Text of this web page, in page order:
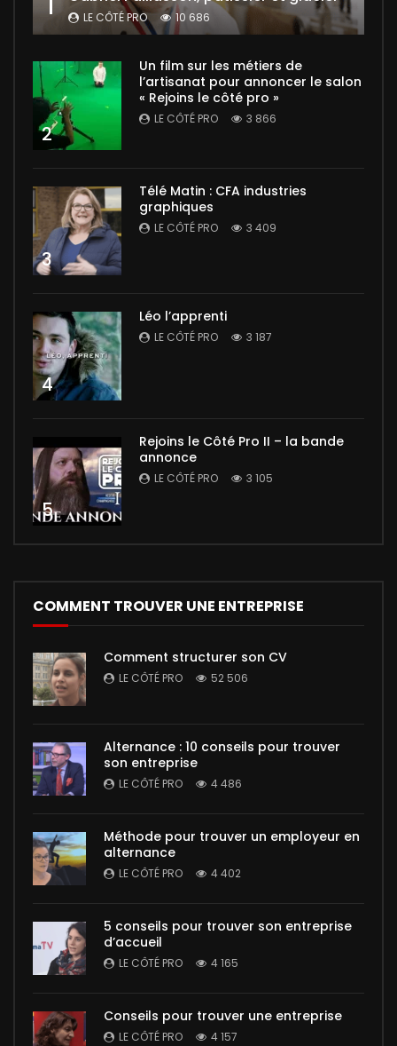
LE CÔTÉ PRO 10 686
2
Un film sur les métiers de
l’artisanat pour annoncer le salon
« Rejoins le côté pro »
LE CÔTÉ PRO 3 866
3
Télé Matin : CFA industries
graphiques
LE CÔTÉ PRO 3 409
4
Léo l’apprenti
LE CÔTÉ PRO 3 187
5
Rejoins le Côté Pro II – la bande
annonce
LE CÔTÉ PRO 3 105
COMMENT TROUVER UNE ENTREPRISE
Comment structurer son CV
LE CÔTÉ PRO 52 506
Alternance : 10 conseils pour trouver
son entreprise
LE CÔTÉ PRO 4 486
Méthode pour trouver un employeur en
alternance
LE CÔTÉ PRO 4 402
5 conseils pour trouver son entreprise
d’accueil
LE CÔTÉ PRO 4 165
Conseils pour trouver une entreprise
LE CÔTÉ PRO 4 157